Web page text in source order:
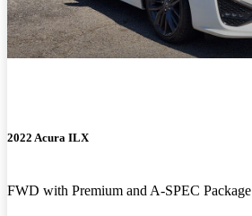
2022 Acura ILX
FWD with Premium and A-SPEC Package